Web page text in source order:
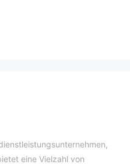
eine Vielzahl von